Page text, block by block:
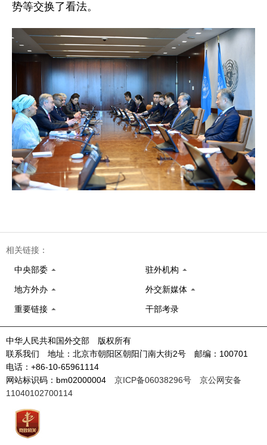
势等交换了看法。
相关链接：
中央部委 驻外机构
地方外办 外交新媒体
重要链接 干部考录
中华人民共和国外交部 版权所有
联系我们 地址：北京市朝阳区朝阳门南大街2号 邮编：100701
电话：+86-10-65961114
网站标识码：bm02000004 京ICP备06038296号
京公网安备
11040102700114